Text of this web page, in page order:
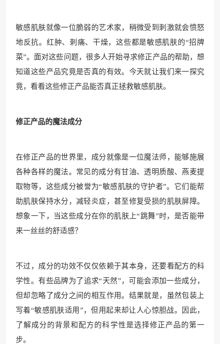
敏感肌肤就像一位脆弱的艺术家，稍微受到刺激就会愤怒
地反抗。红肿、刺痛、干燥，这些都是敏感肌肤的“招牌
菜”。面对这些问题，很多人开始寻求修正产品的帮助，想
知道这些产品究竟是否真的有效。今天就让我们来一探究
竟，看看这些修正产品能否真正拯救敏感肌肤。
修正产品的魔法成分
在修正产品的世界里，成分就像是一位魔法师，能够施展
各种各样的魔法。常见的成分有甘油、透明质酸、燕麦提
取物等，这些成分被誉为“敏感肌肤的守护者”。它们能帮
助肌肤保持水分，减轻炎症，甚至修复受损的肌肤屏障。
想象一下，当这些成分在你的肌肤上“跳舞”时，是否能带
来一丝丝的舒适感？
不过，成分的功效不仅仅依赖于其本身，还要看配方的科
学性。有些品牌为了追求“天然”，可能会添加一些成分，
但却忽略了成分之间的相互作用。结果就是，虽然包装上
写着“敏感肌肤适用”，但用起来却让人心惊胆战。因此，
了解成分的背景和配方的科学性是选择修正产品的第一
步。